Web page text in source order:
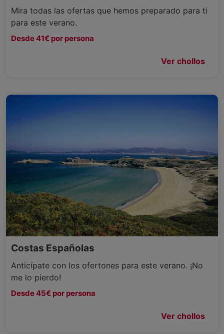
Mira todas las ofertas que hemos preparado para ti
para este verano.
Desde 41€ por persona
Ver chollos
Costas Españolas
Anticípate con los ofertones para este verano. ¡No
me lo pierdo!
Desde 45€ por persona
Ver chollos